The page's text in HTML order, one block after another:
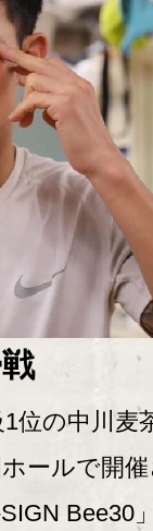
位の中川麦
ールで開
Bee30